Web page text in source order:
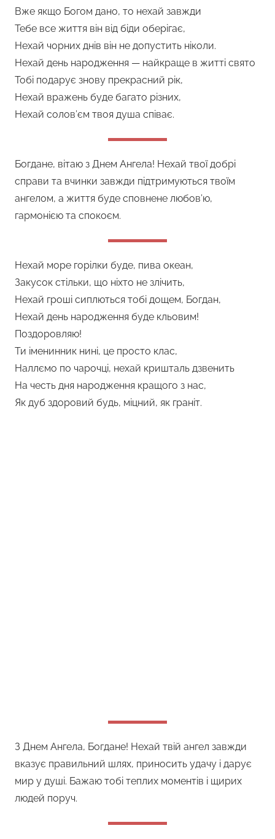
Вже якщо Богом дано, то нехай завжди
Тебе все життя він від біди оберігає,
Нехай чорних днів він не допустить ніколи.
Нехай день народження — найкраще в житті свято
Тобі подарує знову прекрасний рік,
Нехай вражень буде багато різних,
Нехай солов’єм твоя душа співає.
Богдане, вітаю з Днем Ангела! Нехай твої добрі
справи та вчинки завжди підтримуються твоїм
ангелом, а життя буде сповнене любов’ю,
гармонією та спокоєм.
Нехай море горілки буде, пива океан,
Закусок стільки, що ніхто не злічить,
Нехай гроші сиплються тобі дощем, Богдан,
Нехай день народження буде кльовим!
Поздоровляю!
Ти іменинник нині, це просто клас,
Наллємо по чарочці, нехай кришталь дзвенить
На честь дня народження кращого з нас,
Як дуб здоровий будь, міцний, як граніт.
З Днем Ангела, Богдане! Нехай твій ангел завжди
вказує правильний шлях, приносить удачу і дарує
мир у душі. Бажаю тобі теплих моментів і щирих
людей поруч.